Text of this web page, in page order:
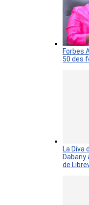
Forbes
50 des
La Diva
de